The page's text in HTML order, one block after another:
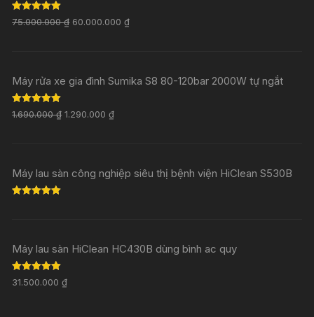
Rated5.00
out of 5
75.000.000₫ 60.000.000₫
Máy rửa xe gia đình Sumika S8 80-120bar 2000W tự ngắt
Rated 5.00
out of 5
1.690.000₫ 1.290.000₫
Máy lau sàn công nghiệp siêu thị bệnh viện HiClean S530B
Máy lau sàn HiClean HC430B dùng bình ac quy
Rated5.00
out of 5
31.500.000₫